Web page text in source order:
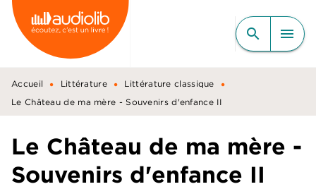
MENU RECHERCHE
CONTENU
PIED DE PAGE
search menu
Accueil • Littérature • Littérature classique •
Le Château de ma mère - Souvenirs d'enfance II
Le Château de ma mère -
Souvenirs d'enfance II